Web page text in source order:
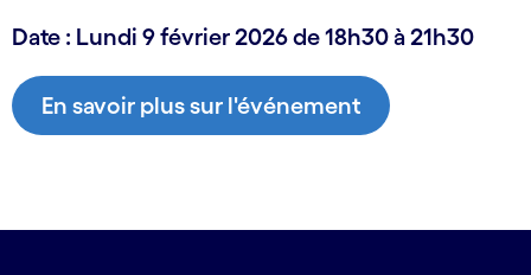
Date : Lundi 9 février 2026 de 18h30 à 21h30
En savoir plus sur l'événement